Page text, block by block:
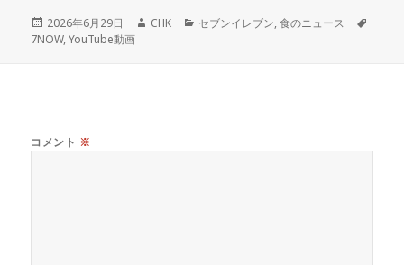
投
稿
2026年6月29日
作
CHK
カ
セブンイレブン,食のニュース
7NOW,YouTube動画
コメント ※